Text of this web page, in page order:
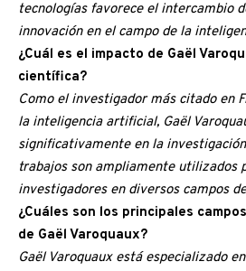
tecnologías favorece el intercambio
innovación en el campo de la
¿Cuál es el impacto de Gaël
científica?
Como el investigador más citado en
la inteligencia artificial, Gaël
significativamente en la
trabajos son ampliamente utilizados
investigadores en diversos campos
¿Cuáles son los principales
de Gaël Varoquaux?
Gaël Varoquaux está especializado